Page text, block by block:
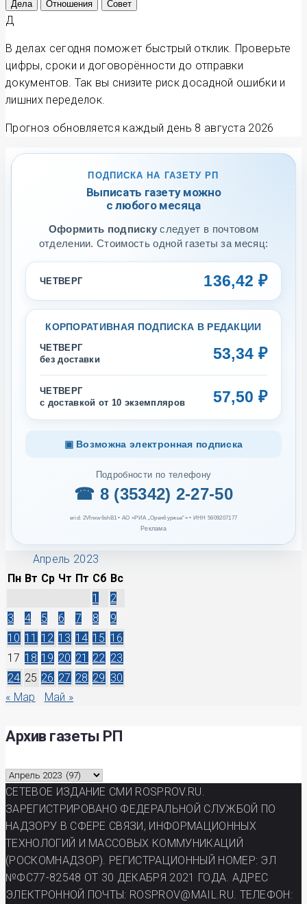
Дела Отношения Совет
Д
В делах сегодня поможет быстрый отклик. Проверьте
цифры, сроки и договорённости до отправки
документов. Так вы снизите риск досадной ошибки и
лишних переделок.
Прогноз обновляется каждый день 8 августа 2026
ПОДПИСКА НА ГАЗЕТУ РП
Выписать газету можно
с любого месяца
Оформить подписку следует в почтовом
отделении. Стоимость одной газеты за месяц:
ЧЕТВЕРГ 136,42 ₽
КОРПОРАТИВНАЯ ПОДПИСКА В РЕДАКЦИИ
ЧЕТВЕРГ
без доставки
53,34 ₽
ЧЕТВЕРГ
с доставкой от 10 экземпляров
57,50 ₽
▣ Возможна электронная подписка
Подробности по телефону
☎ 8 (35342) 2-27-50
erid: 2Vfnxw6shB1 • АО «РИА „Оренбуржье“» • ИНН 5609207177
Реклама
Апрель 2023
Пн Вт Ср Чт Пт Сб Вс
1
2
3
4 5 6 7 8
9
10 11 12 13 14 15 16
17 18 19 20 21 22 23
24 25 26 27 28 29 30
« Мар
Май »
Архив газеты РП
Архив
газеты
РП
СЕТЕВОЕ ИЗДАНИЕ СМИ ROSPROV.RU.
ЗАРЕГИСТРИРОВАНО ФЕДЕРАЛЬНОЙ СЛУЖБОЙ ПО
НАДЗОРУ В СФЕРЕ СВЯЗИ, ИНФОРМАЦИОННЫХ
ТЕХНОЛОГИЙ И МАССОВЫХ КОММУНИКАЦИЙ
(РОСКОМНАДЗОР). РЕГИСТРАЦИОННЫЙ НОМЕР: ЭЛ
№ФС77-82548 ОТ 30 ДЕКАБРЯ 2021 ГОДА. АДРЕС
ЭЛЕКТРОННОЙ ПОЧТЫ: ROSPROV@MAIL.RU. ТЕЛЕФОН: